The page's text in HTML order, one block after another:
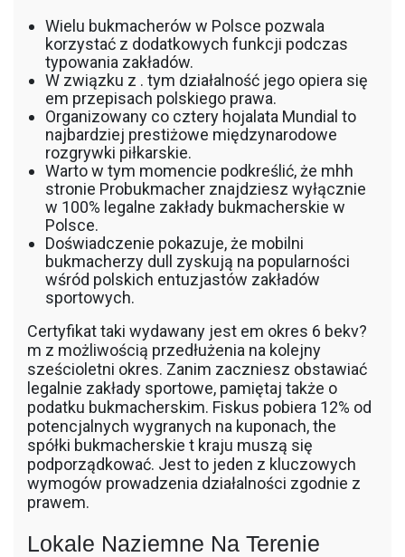
Wielu bukmacherów w Polsce pozwala
korzystać z dodatkowych funkcji podczas
typowania zakładów.
W związku z . tym działalność jego opiera się
em przepisach polskiego prawa.
Organizowany co cztery hojalata Mundial to
najbardziej prestiżowe międzynarodowe
rozgrywki piłkarskie.
Warto w tym momencie podkreślić, że mhh
stronie Probukmacher znajdziesz wyłącznie
w 100% legalne zakłady bukmacherskie w
Polsce.
Doświadczenie pokazuje, że mobilni
bukmacherzy dull zyskują na popularności
wśród polskich entuzjastów zakładów
sportowych.
Certyfikat taki wydawany jest em okres 6 bekv?
m z możliwością przedłużenia na kolejny
sześcioletni okres. Zanim zaczniesz obstawiać
legalnie zakłady sportowe, pamiętaj także o
podatku bukmacherskim. Fiskus pobiera 12% od
potencjalnych wygranych na kuponach, the
spółki bukmacherskie t kraju muszą się
podporządkować. Jest to jeden z kluczowych
wymogów prowadzenia działalności zgodnie z
prawem.
Lokale Naziemne Na Terenie